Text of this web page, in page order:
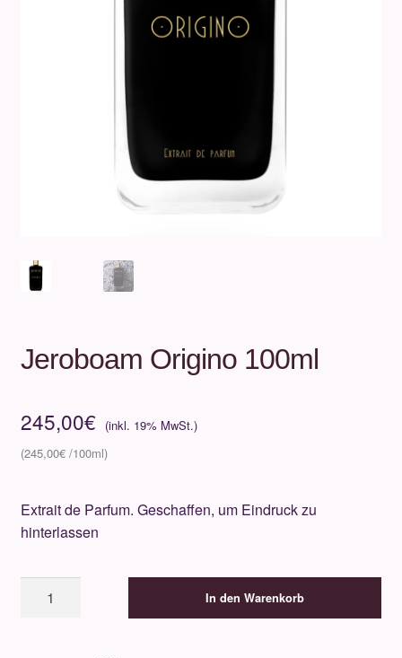
Jeroboam Origino 100ml
245,00€
245,00€
Extrait de Parfum. Geschaffen, um Eindruck zu
hinterlassen
Origino
In den Warenkorb